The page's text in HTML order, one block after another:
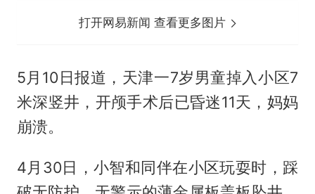
打开网易新闻 查看更多图片
5月10日报道，天津一7岁男童掉入小区7
米深竖井，开颅手术后已昏迷11天，妈妈
崩溃。
4月30日，小智和同伴在小区玩耍时，踩